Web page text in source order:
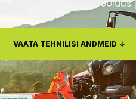
müük, nõustamine,
VAATA TEHNILISI ANDMEID ↓